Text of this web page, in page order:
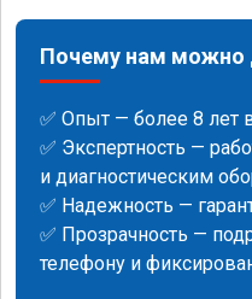
Почему нам можно
✅ Опыт — более 8 лет
✅ Экспертность —
и диагностическим
✅ Надежность —
✅ Прозрачность —
телефону и